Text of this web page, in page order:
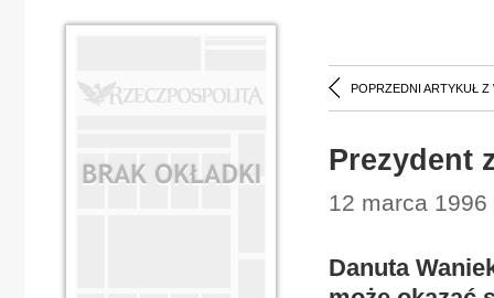
POPRZEDNI ARTYKUŁ Z
Prezydent
12 marca 1996
Danuta